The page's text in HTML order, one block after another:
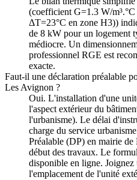
(coefficient G=1.3 W/
ΔT=23°C en zone H3))
de 8 kW pour un logement
médiocre. Un
professionnel RGE est
exacte.
Faut-il une déclaration préalable
Les Avignon ?
Oui. L'installation d'une
l'aspect extérieur du
l'urbanisme). Le délai
charge du service
Préalable (DP) en mairie
début des travaux. Le
disponible en ligne.
l'emplacement de l'unité